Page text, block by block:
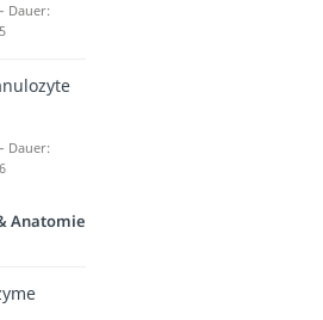
Dauer:
Dauer:
Anatomie